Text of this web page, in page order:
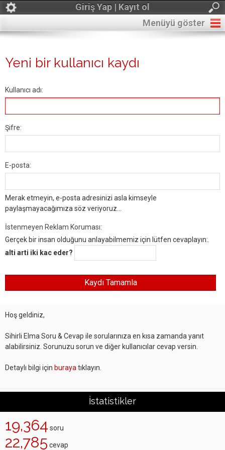
Giriş Yap | Kayıt ol
Menüyü göster
Yeni bir kullanıcı kaydı
Kullanıcı adı:
Şifre:
E-posta:
Merak etmeyin, e-posta adresinizi asla kimseyle
paylaşmayacağımıza söz veriyoruz...
İstenmeyen Reklam Koruması:
Gerçek bir insan olduğunu anlayabilmemiz için lütfen cevaplayın:.
alti arti iki kac eder?
Hoş geldiniz,
Sihirli Elma Soru & Cevap ile sorularınıza en kısa zamanda yanıt
alabilirsiniz. Sorunuzu sorun ve diğer kullanıcılar cevap versin.
Detaylı bilgi için buraya tıklayın.
İstatistikler
19,364 soru
22,785 cevap